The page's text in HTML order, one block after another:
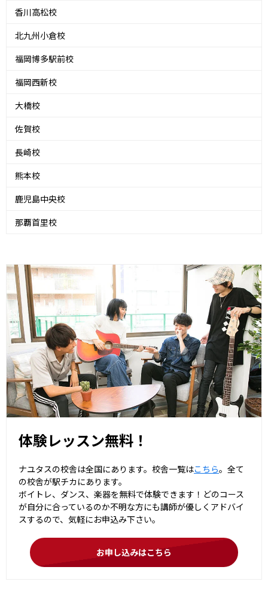
香川高松校
北九州小倉校
福岡博多駅前校
福岡西新校
大橋校
佐賀校
長崎校
熊本校
鹿児島中央校
那覇首里校
体験レッスン無料！
ナユタスの校舎は全国にあります。校舎一覧はこちら。全て
の校舎が駅チカにあります。
ボイトレ、ダンス、楽器を無料で体験できます！どのコース
が自分に合っているのか不明な方にも講師が優しくアドバイ
スするので、気軽にお申込み下さい。
お申し込みはこちら